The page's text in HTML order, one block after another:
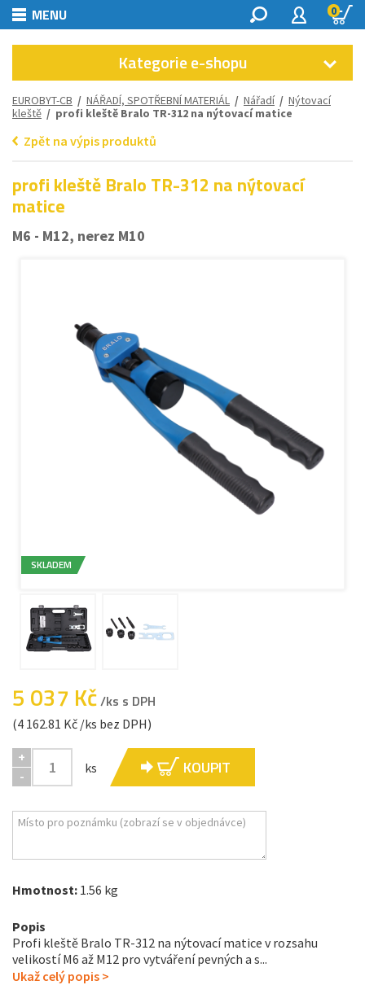
MENU 0
Kategorie e-shopu
EUROBYT-CB / NÁŘADÍ, SPOTŘEBNÍ MATERIÁL / Nářadí/ Nýtovací
kleště / profi kleště Bralo TR-312 na nýtovací matice
Zpět na výpis produktů
profi kleště Bralo TR-312 na nýtovací
matice
M6 - M12, nerez M10
SKLADEM
5 037 Kč/ks s DPH
(4 162.81 Kč /ks bez DPH)
+
-
ks KOUPIT
Hmotnost: 1.56 kg
Popis
Profi kleště Bralo TR-312 na nýtovací matice v rozsahu
velikostí M6 až M12 pro vytváření pevných a s...
Ukaž celý popis >